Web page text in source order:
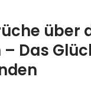
über
Das